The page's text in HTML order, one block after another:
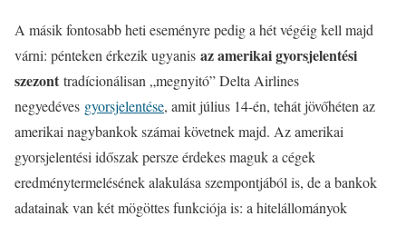
A másik fontosabb heti eseményre pedig a hét végéig kell majd
várni: pénteken érkezik ugyanis az amerikai gyorsjelentési
szezont tradícionálisan „megnyitó” Delta Airlines
negyedéves gyorsjelentése, amit július 14-én, tehát jövőhéten az
amerikai nagybankok számai követnek majd. Az amerikai
gyorsjelentési időszak persze érdekes maguk a cégek
eredménytermelésének alakulása szempontjából is, de a bankok
adatainak van két mögöttes funkciója is: a hitelállományok